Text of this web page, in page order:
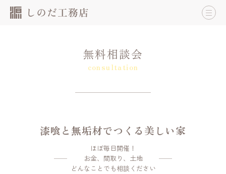
無料相談会
consultation
漆喰と無垢材でつくる美しい家
ほぼ毎日開催！
お金、間取り、土地
どんなことでも相談ください